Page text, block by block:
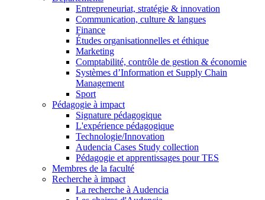
Entrepreneuriat, stratégie & innovation
Communication, culture & langues
Finance
Études organisationnelles et éthique
Marketing
Comptabilité, contrôle de gestion & économie
Systèmes d’Information et Supply Chain
Management
Sport
Pédagogie à impact
Signature pédagogique
L'expérience pédagogique
Technologie/Innovation
Audencia Cases Study collection
Pédagogie et apprentissages pour TES
Membres de la faculté
Recherche à impact
La recherche à Audencia